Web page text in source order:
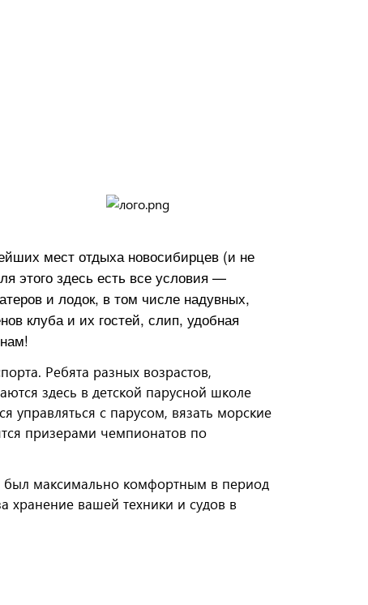
мест отдыха новосибирцев (и не
этого здесь есть все условия —
и лодок, в том числе надувных,
клуба и их гостей, слип, удобная
Ребята разных возрастов,
здесь в детской парусной школе
управляться с парусом, вязать морские
призерами чемпионатов по
был максимально комфортным в период
хранение вашей техники и судов в